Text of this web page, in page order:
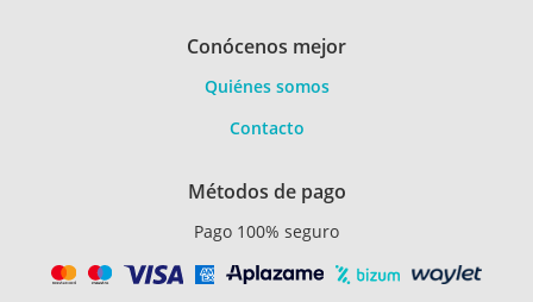
Conócenos mejor
Quiénes somos
Contacto
Métodos de pago
Pago 100% seguro